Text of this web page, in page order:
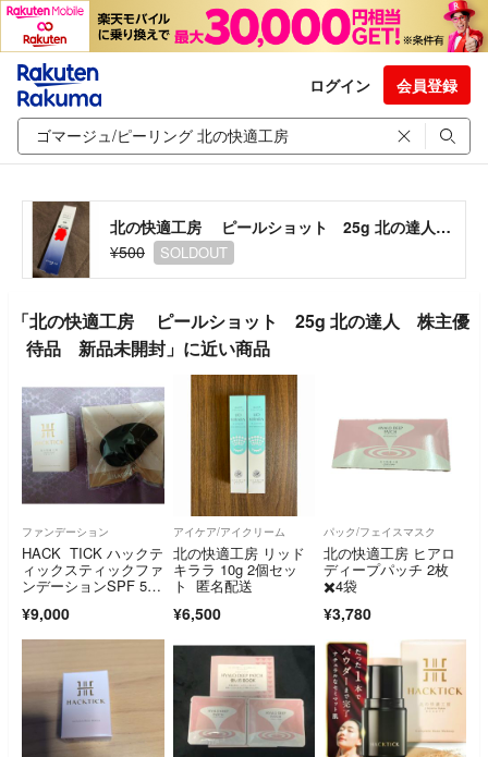
ログイン 会員登録
北の快適工房 ピールショット 25g 北の達人 株主優待品 新品未開封
¥500
SOLDOUT
「北の快適工房 ピールショット 25g 北の達人 株主優
待品 新品未開封」に近い商品
ファンデーション
HACK TICK ハックテ
ィックスティックファ
ンデーションSPF 50P
ラルしずく型スポンジ
付2セット
¥9,000
アイケア/アイクリーム
北の快適工房 リッド
キララ 10g 2個セッ
ト 匿名配送
¥6,500
パック/フェイスマスク
北の快適工房 ヒアロ
ディープパッチ 2枚
✖️4袋
¥3,780